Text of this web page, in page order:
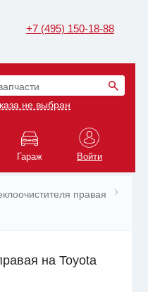
+7 (495) 150-18-88
не выбран
Гараж Войти
правая
на Toyota